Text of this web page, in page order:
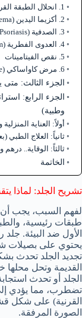
1. انحلال الطبقة القرنية التقشري (Exfoliative Keratolysis)
2. أكزيما اليدين (Hand Eczema)
3. الصدفية (Psoriasis)
4. العدوى الفطرية (Tinea Manuum)
5. نقص الفيتامينات
6. مرض كاواساكي (Kawasaki Disease) – (تنبيه هام)
الجزء الثالث:
الجزء الرابع:
وطبية)
أولاً: العناية
ثانياً: العلاج
ثالثاً: الوقاية..
الخاتمة
تشريح الجلد: لماذا
لفهم السبب، يجب أن
طبقات رئيسية،
الأول ضد البيئة.
يحتوي على بصيلات
تجديد الجلد تحدث
القديمة وتحل محلها
الجلد أو تحدث
تضطرب، مما يؤدي
القرنية) على شكل
الصورة المرفقة.